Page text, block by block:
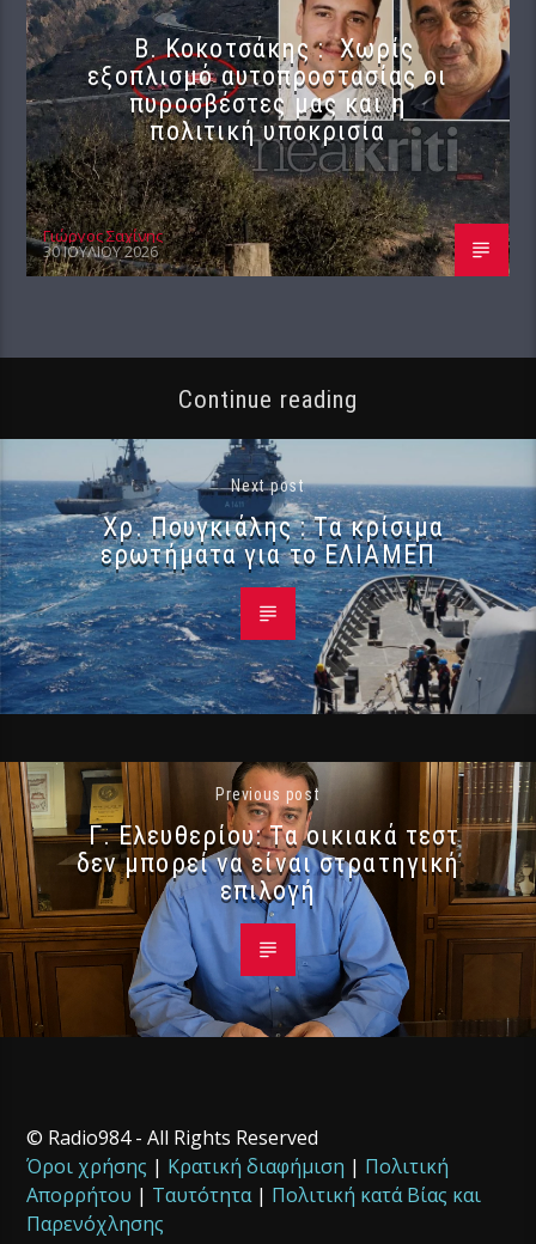
Β. Κοκοτσάκης : Χωρίς
εξοπλισμό αυτοπροστασίας οι
πυροσβέστες μας και η
πολιτική υποκρισία
Γιώργος Σαχίνης
30 ΙΟΥΛΊΟΥ 2026
Continue reading
Next post
Χρ. Πουγκιάλης : Τα κρίσιμα
ερωτήματα για το ΕΛΙΑΜΕΠ
Previous post
Γ. Ελευθερίου: Τα οικιακά τεστ
δεν μπορεί να είναι στρατηγική
επιλογή
© Radio984 - All Rights Reserved
Όροι χρήσης | Κρατική διαφήμιση | Πολιτική
Απορρήτου | Ταυτότητα| Πολιτική κατά Βίας και
Παρενόχλησης